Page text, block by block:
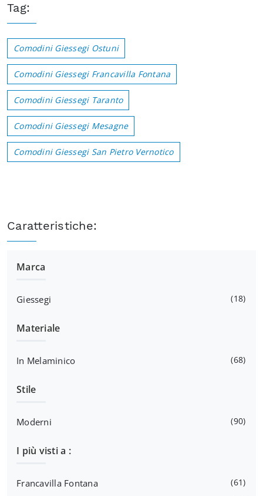
Tag:
Comodini Giessegi Ostuni
Comodini Giessegi Francavilla Fontana
Comodini Giessegi Taranto
Comodini Giessegi Mesagne
Comodini Giessegi San Pietro Vernotico
Caratteristiche:
Marca
Giessegi 18
Materiale
In Melaminico 68
Stile
Moderni 90
I più visti a :
Francavilla Fontana 61